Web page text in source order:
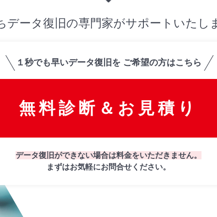
データ復旧の専門家がサポートいたし
１秒でも早いデータ復旧を ご希望の方はこちら
無料診断＆お見積り
データ復旧ができない場合は料金をいただきません。
まずはお気軽にお問合せください。